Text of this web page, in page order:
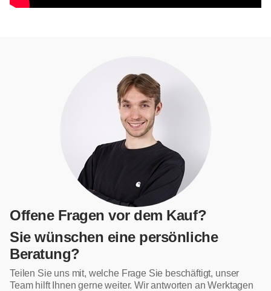
Offene Fragen vor dem Kauf?
Sie wünschen eine persönliche
Beratung?
Teilen Sie uns mit, welche Frage Sie beschäftigt, unser
Team hilft Ihnen gerne weiter. Wir antworten an Werktagen